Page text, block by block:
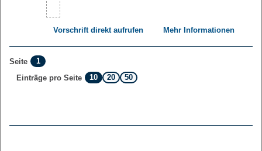
Vorschrift direkt aufrufen Mehr Informationen
Seite
1
Einträge pro Seite
10 20 50